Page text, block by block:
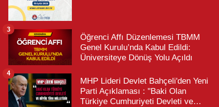
Öğrenci Affı Düzenlemesi TBMM
Genel Kurulu’nda Kabul Edildi:
Üniversiteye Dönüş Yolu Açıldı
3
MHP Lideri Devlet Bahçeli'den Yeni
Parti Açıklaması : "Baki Olan
Türkiye Cumhuriyeti Devleti ve
4